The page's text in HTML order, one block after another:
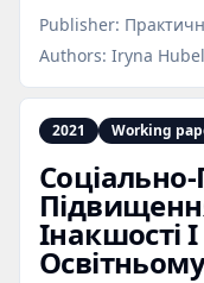
Publisher:
Authors: Iryna
2021 Working
Інакшості